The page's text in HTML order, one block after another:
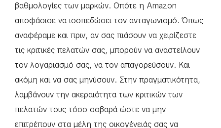
βαθμολογίες των μαρκών. Οπότε η Amazon
αποφάσισε να ισοπεδώσει τον ανταγωνισμό. Όπως
αναφέραμε και πριν, αν σας πιάσουν να χειρίζεστε
τις κριτικές πελατών σας, μπορούν να αναστείλουν
τον λογαριασμό σας, να τον απαγορεύσουν. Και
ακόμη και να σας μηνύσουν. Στην πραγματικότητα,
λαμβάνουν την ακεραιότητα των κριτικών των
πελατών τους τόσο σοβαρά ώστε να μην
επιτρέπουν στα μέλη της οικογένειάς σας να